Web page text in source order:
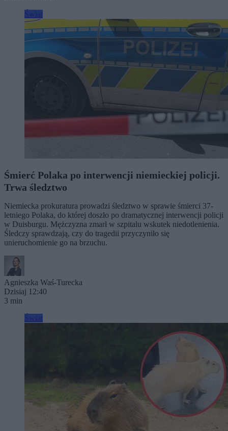
Śmierć Polaka po interwencji niemieckiej policji.
Trwa śledztwo
Niemiecka prokuratura prowadzi śledztwo w sprawie śmierci 37-
letniego Polaka, do której doszło po dramatycznej interwencji policji
w Duisburgu. Mężczyzna zmarł w szpitalu wskutek niedotlenienia.
Śledczy sprawdzają, czy do tragedii przyczyniło się
unieruchomienie go na brzuchu.
Agnieszka Waś-Turecka
Dzisiaj 12:40
3 min